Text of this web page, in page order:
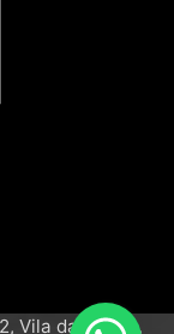
Vila da Saúde,